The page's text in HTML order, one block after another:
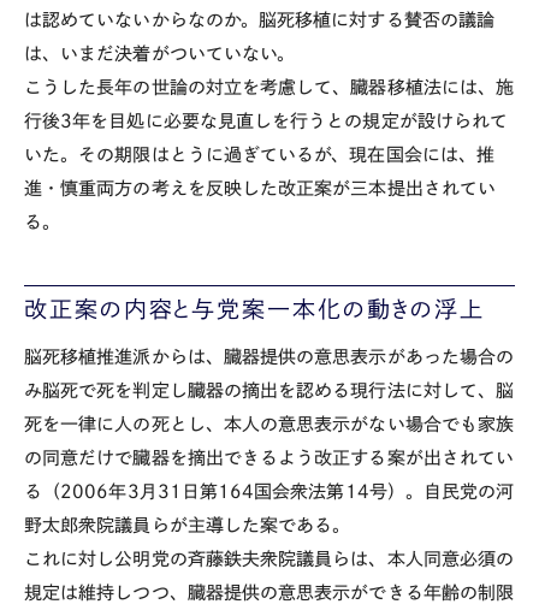
は認めていないからなのか。脳死移植に対する賛否の議論
は、いまだ決着がついていない。
こうした長年の世論の対立を考慮して、臓器移植法には、施
行後3年を目処に必要な見直しを行うとの規定が設けられて
いた。その期限はとうに過ぎているが、現在国会には、推
進・慎重両方の考えを反映した改正案が三本提出されてい
る。
改正案の内容と与党案一本化の動きの浮上
脳死移植推進派からは、臓器提供の意思表示があった場合の
み脳死で死を判定し臓器の摘出を認める現行法に対して、脳
死を一律に人の死とし、本人の意思表示がない場合でも家族
の同意だけで臓器を摘出できるよう改正する案が出されてい
る（2006年3月31日第164国会衆法第14号）。自民党の河
野太郎衆院議員らが主導した案である。
これに対し公明党の斉藤鉄夫衆院議員らは、本人同意必須の
規定は維持しつつ、臓器提供の意思表示ができる年齢の制限